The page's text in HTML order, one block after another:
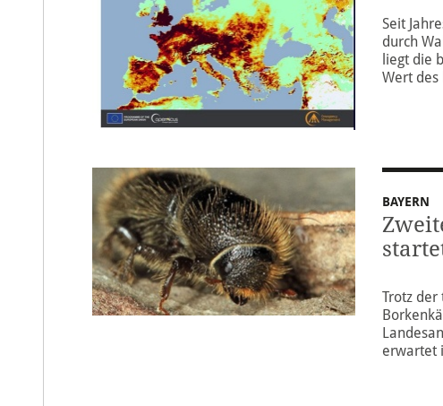
Seit
durch
liegt die
Wert
BAYERN
Trotz
erwartet